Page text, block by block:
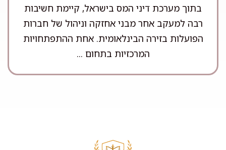
בתוך מערכת דיני המס בישראל, קיימת חשיבות
רבה למעקב אחר מבני אחזקה וניהול של חברות
הפועלות בזירה הבינלאומית. אחת ההתפתחויות
המרכזיות בתחום ...